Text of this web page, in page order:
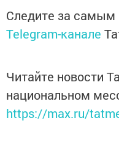
Следите за
Telegram-канале
Читайте новости
национальном
https://max.ru/